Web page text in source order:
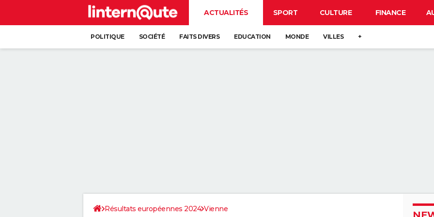
ACTUALITÉS SPORT CULTURE FINANCE
POLITIQUE SOCIÉTÉ FAITS DIVERS EDUCATION MONDE VILLES +
Résultats européennes 2024 Vienne